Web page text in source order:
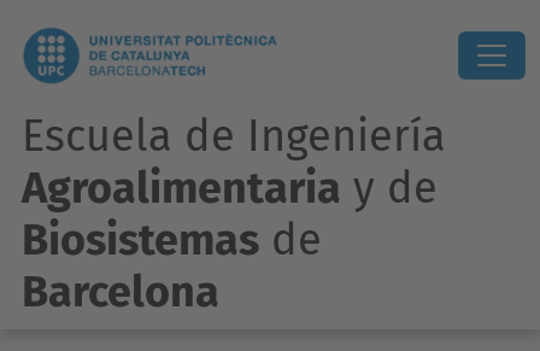
Escuela de Ingeniería
Agroalimentaria y de
Biosistemas de
Barcelona